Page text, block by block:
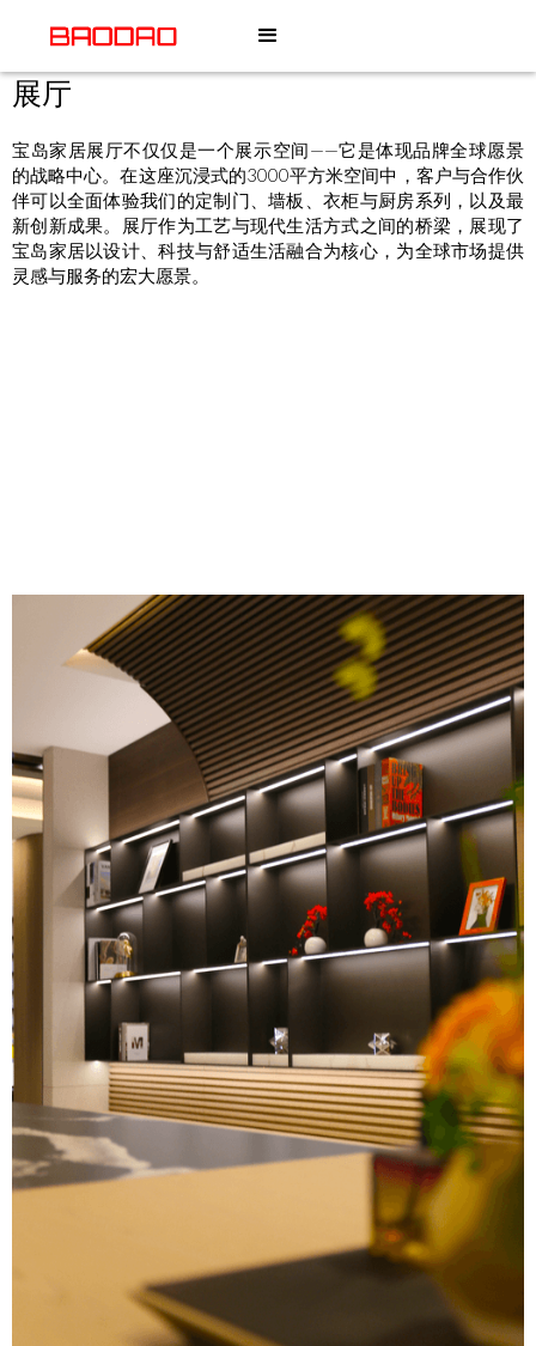
展厅
宝岛家居展厅不仅仅是一个展示空间——它是体现品牌全球愿景
的战略中心。在这座沉浸式的3000平方米空间中，客户与合作伙
伴可以全面体验我们的定制门、墙板、衣柜与厨房系列，以及最
新创新成果。展厅作为工艺与现代生活方式之间的桥梁，展现了
宝岛家居以设计、科技与舒适生活融合为核心，为全球市场提供
灵感与服务的宏大愿景。